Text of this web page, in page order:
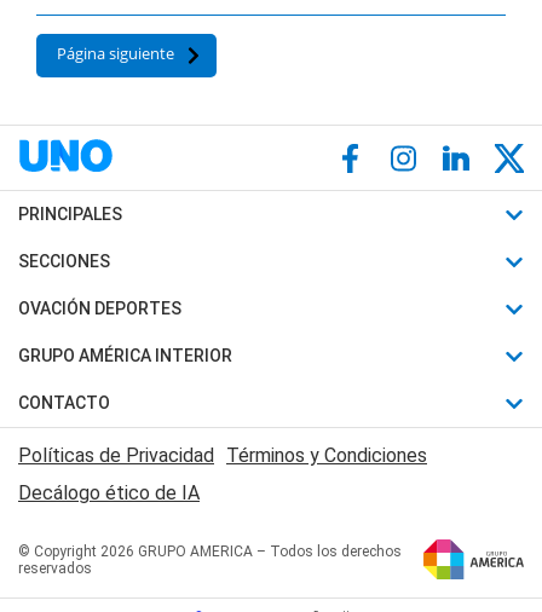
Página siguiente
PRINCIPALES
Últimas Noticias
Política
Judiciales
Economia
SECCIONES
Horóscopo
Motores
Trucos caseros
Series y Películas
Edictos y Solicitadas
OVACIÓN DEPORTES
Fútbol
Mundial
Automovilismo
Rugby
Básquet
GRUPO AMÉRICA INTERIOR
Canal 7 en Vivo
San Juan 8
CONTACTO
Acerca de Nosotros
Contactanos
Políticas de Privacidad Términos y Condiciones
Decálogo ético de IA
© Copyright 2026 GRUPO AMERICA – Todos los derechos
reservados